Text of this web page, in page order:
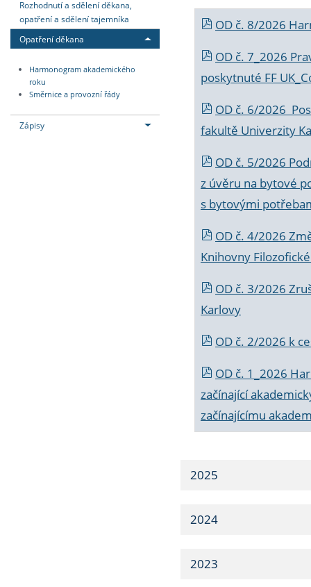
Rozhodnutí a sdělení děkana,
opatření a sdělení tajemníka
Opatření děkana
Harmonogram akademického
roku
Směrnice a provozní řády
Zápisy
OD č. 8/2026
OD č. 7_2026
poskytnuté FF
OD č. 6/2026
fakultě Univerzity
OD č. 5/2026
z úvěru na bytové
s bytovými
OD č. 4/2026
Knihovny
OD č. 3/2026
Karlovy
OD č. 2/2026 k
OD č. 1_2026
začínající
začínajícímu
2025
2024
2023